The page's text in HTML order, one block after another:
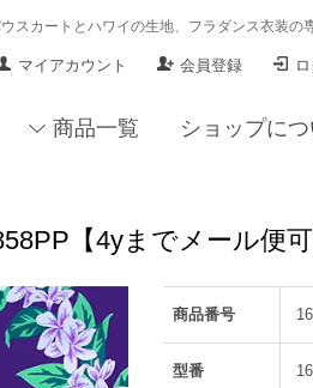
ウスカートとハワイの生地、フラダンス衣装の
マイアカウント 会員登録
商品一覧 ショップにつ
【4yまでメール便可
商品番号
型番